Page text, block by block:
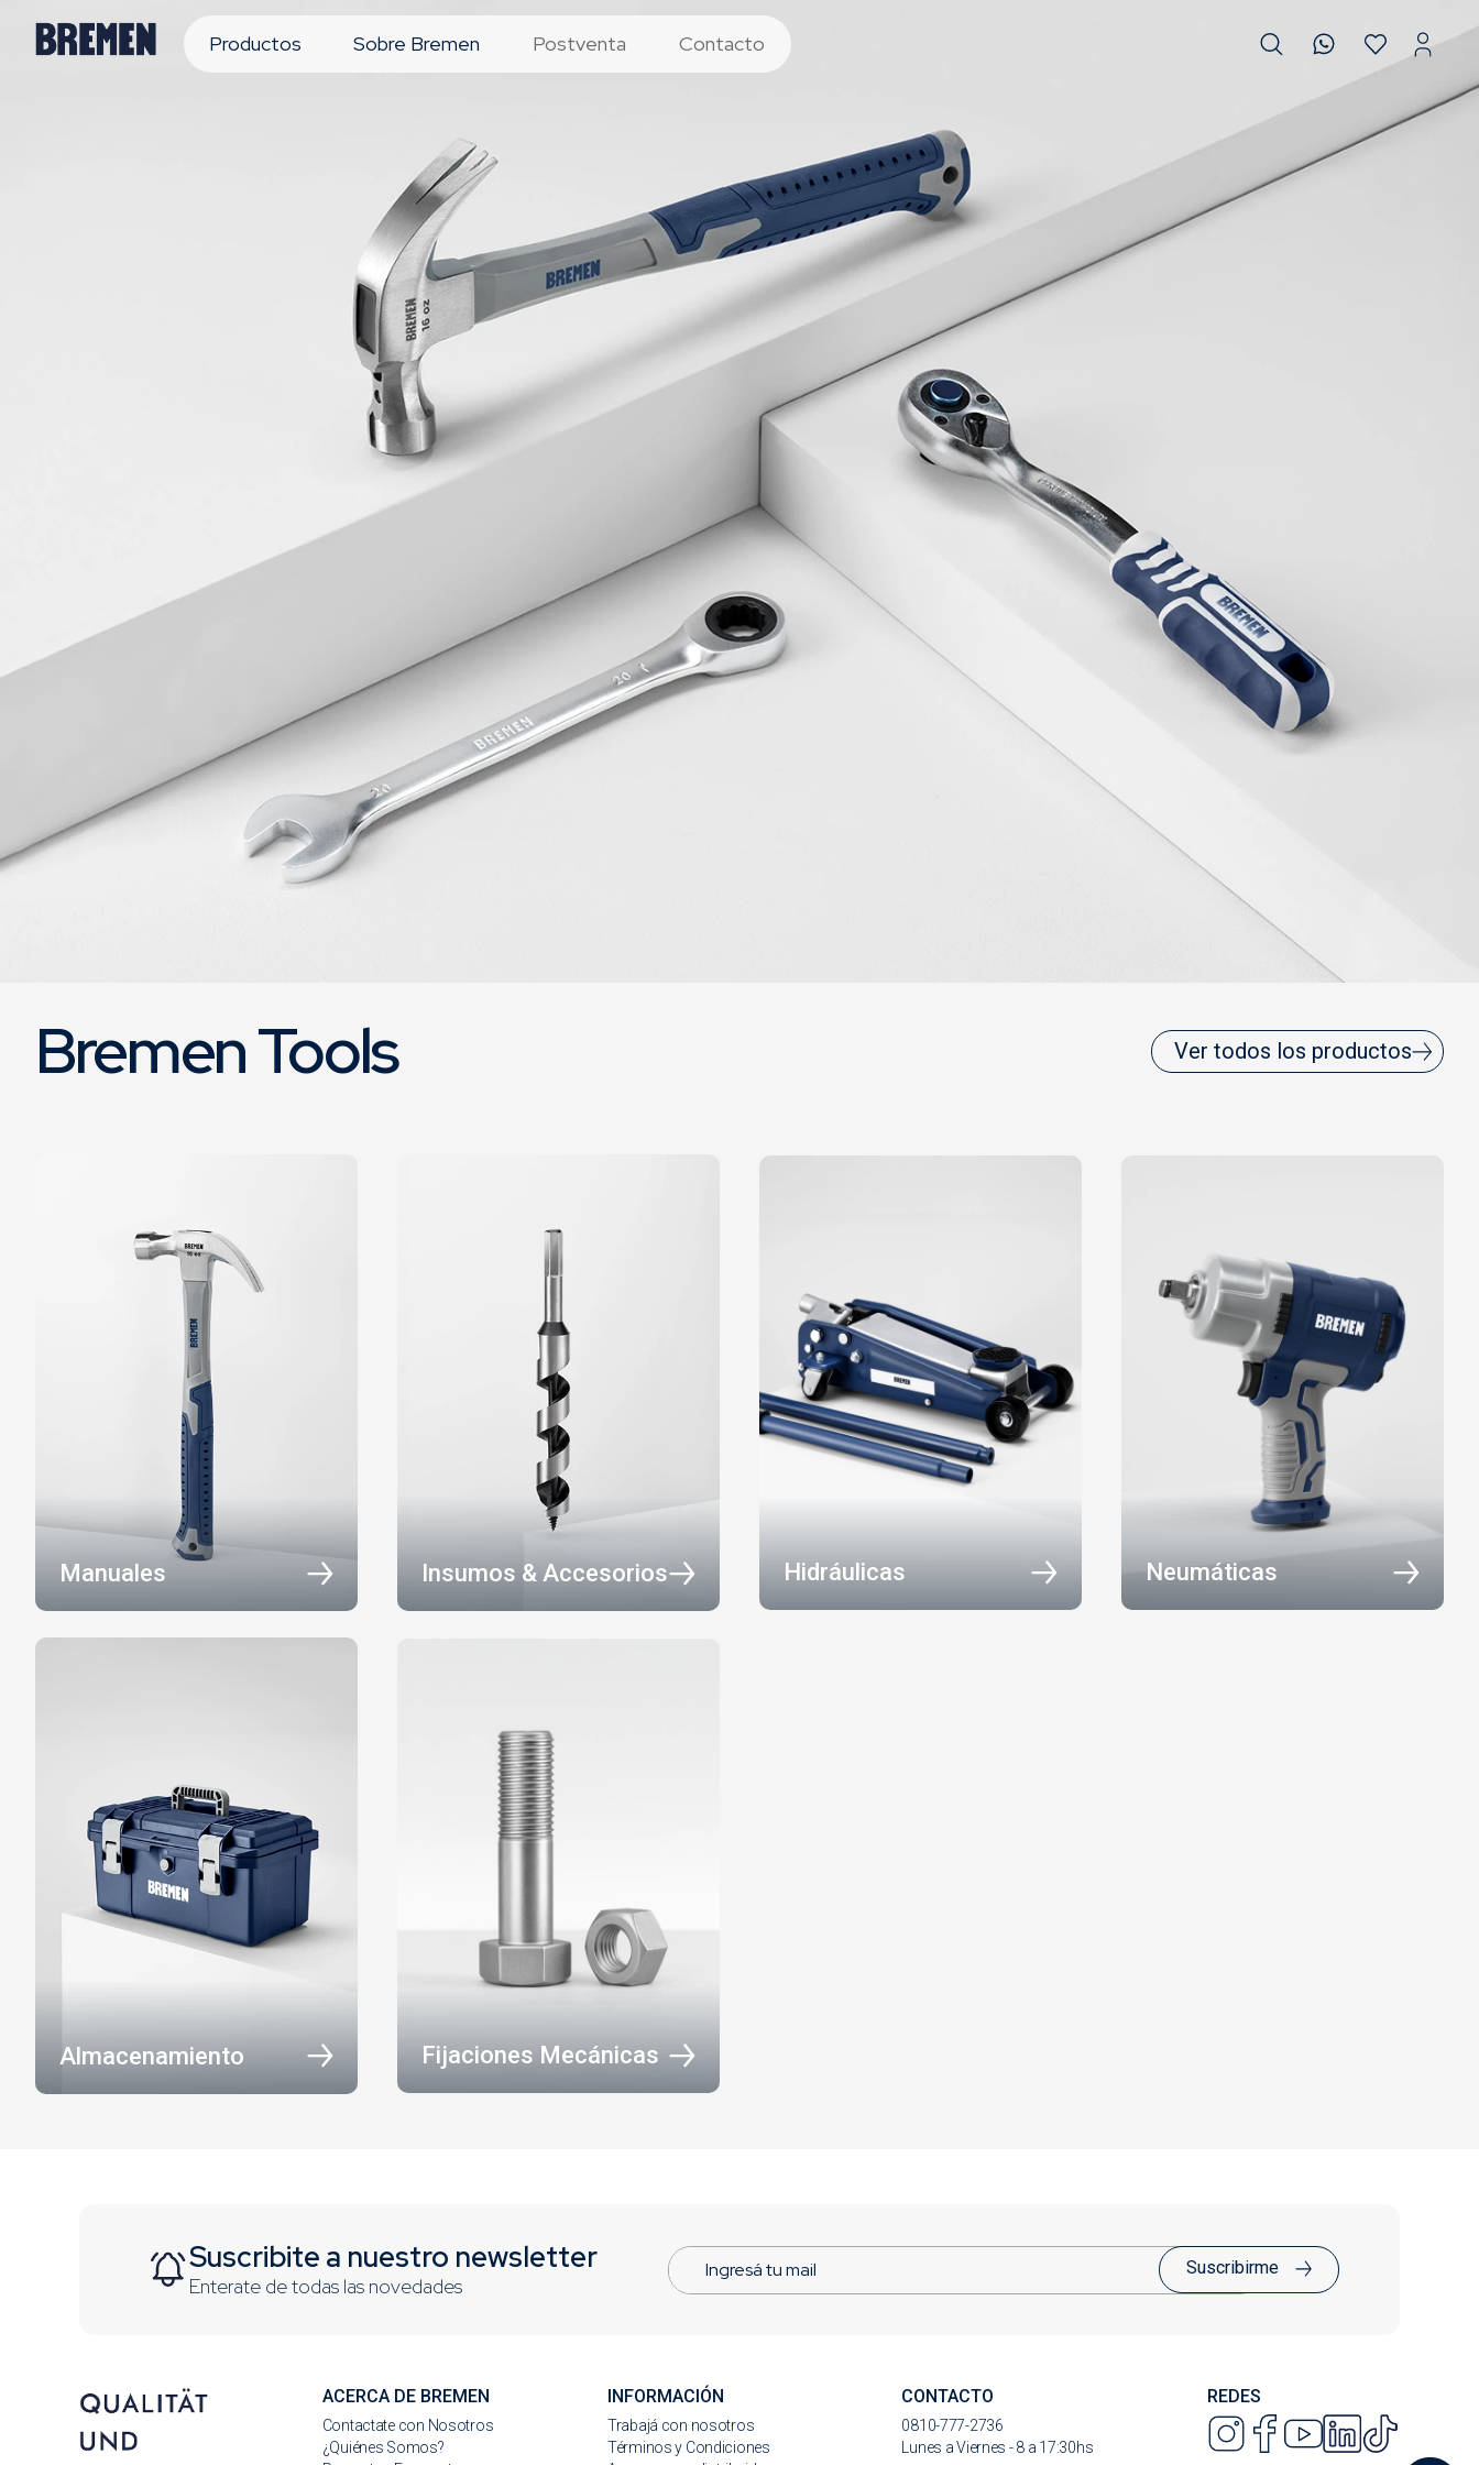
Productos Sobre Bremen Postventa Contacto
Bremen Tools Ver todos los productos
Manuales Insumos & Accesorios Hidráulicas Neumáticas
Almacenamiento Fijaciones Mecánicas
Suscribite a nuestro newsletter
Enterate de todas las novedades
Suscribirme
ACERCA DE BREMEN
Contactate con Nosotros
¿Quiénes Somos?
INFORMACIÓN
Trabajá con nosotros
Términos y Condiciones
CONTACTO
0810-777-2736
Lunes a Viernes - 8 a 17:30hs
REDES